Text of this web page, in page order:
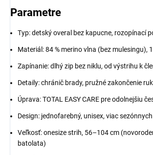
Parametre
Typ: detský overal bez kapucne, rozopínací
Materiál: 84 % merino vlna (bez mulesingu),
Zapínanie: dlhý zip bez niklu, od výstrihu k
Detaily: chránič brady, pružné zakončenie
Úprava: TOTAL EASY CARE pre odolnejšiu
Design: jednofarebný, unisex, viac
Veľkosť: onesize strih, 56–104 cm
batolata)